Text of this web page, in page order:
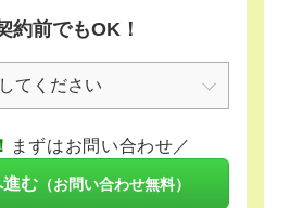
約前でもOK！
まずはお問い合わせ／
進む （お問い合わせ無料）